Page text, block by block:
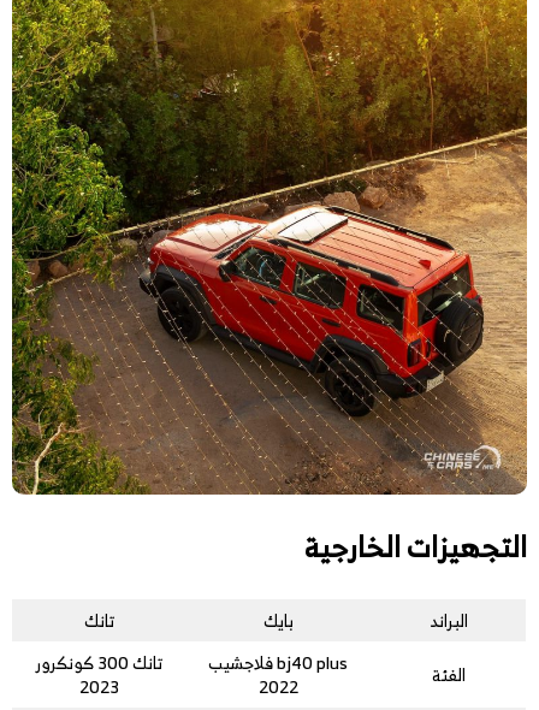
التجهيزات الخارجية
البراند بايك
تانك
الفئة
bj40 plus فلاجشيب
2022
تانك 300 كونكرور
2023